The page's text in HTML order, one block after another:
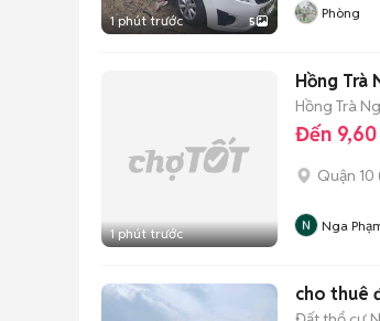
1 phút trước 5 Phòng
1 phút trước
Hồng Trà
Hồng Trà
Đến
Quận 10
Nga
cho thuê